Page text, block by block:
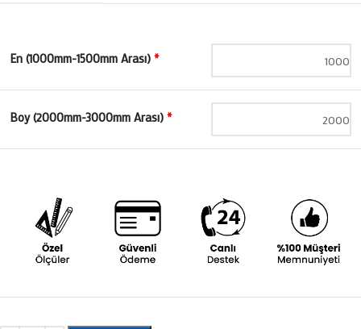
En (1000mm-1500mm Arası) *
Boy (2000mm-3000mm Arası) *